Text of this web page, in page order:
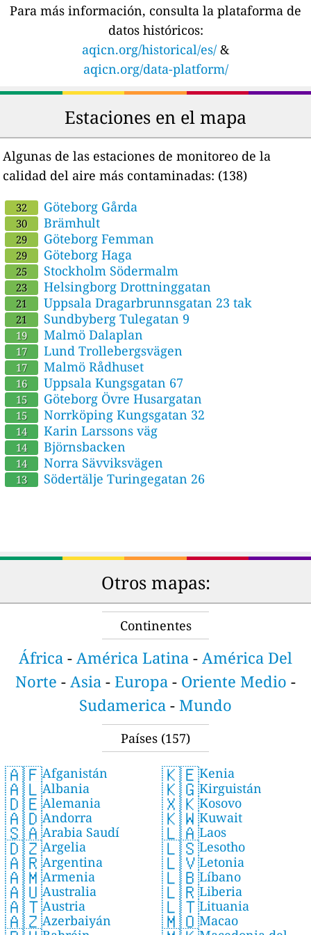
Para más información, consulta la plataforma de
datos históricos:
aqicn.org/historical/es/ &
aqicn.org/data-platform/
Estaciones en el mapa
Algunas de las estaciones de monitoreo de la
calidad del aire más contaminadas: (138)
32 Göteborg Gårda
30 Brämhult
29 Göteborg Femman
29 Göteborg Haga
25 Stockholm Södermalm
23 Helsingborg Drottninggatan
21 Uppsala Dragarbrunnsgatan 23 tak
21 Sundbyberg Tulegatan 9
19 Malmö Dalaplan
17 Lund Trollebergsvägen
17 Malmö Rådhuset
16 Uppsala Kungsgatan 67
15 Göteborg Övre Husargatan
15 Norrköping Kungsgatan 32
14 Karin Larssons väg
14 Björnsbacken
14 Norra Sävviksvägen
13 Södertälje Turingegatan 26
Otros mapas:
Continentes
África - América Latina - América Del
Norte - Asia - Europa - Oriente Medio -
Sudamerica - Mundo
Países (157)
🇦🇫Afganistán
🇦🇱Albania
🇩🇪Alemania
🇦🇩Andorra
🇸🇦Arabia Saudí
🇩🇿Argelia
🇦🇷Argentina
🇦🇲Armenia
🇦🇺Australia
🇦🇹Austria
🇦🇿Azerbaiyán
🇰🇪Kenia
🇰🇬Kirguistán
🇽🇰Kosovo
🇰🇼Kuwait
🇱🇦Laos
🇱🇸Lesotho
🇱🇻Letonia
🇱🇧Líbano
🇱🇷Liberia
🇱🇹Lituania
🇲🇴Macao